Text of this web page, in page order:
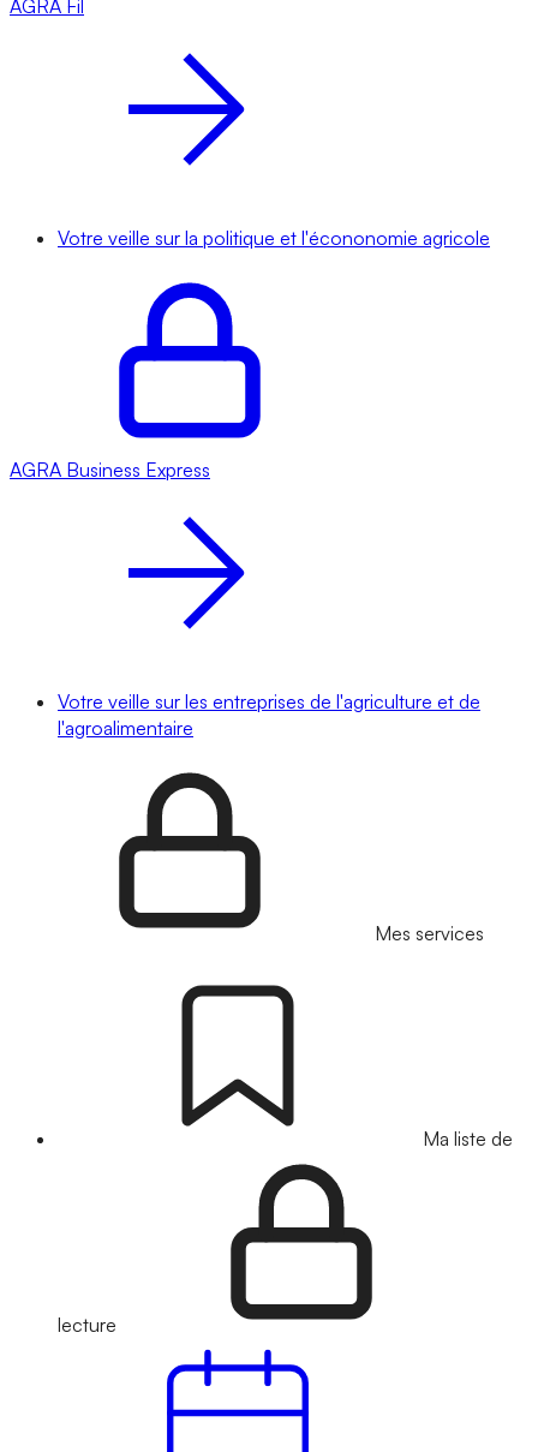
AGRA Fil
Votre veille sur la politique et l'écononomie agricole
AGRA Business Express
Votre veille sur les entreprises de l'agriculture et de
l'agroalimentaire
Mes services
Ma liste de
lecture